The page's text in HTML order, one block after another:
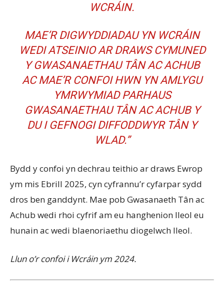
WCRÁIN.
MAE’R DIGWYDDIADAU YN WCRÁIN
WEDI ATSEINIO AR DRAWS CYMUNED
Y GWASANAETHAU TÂN AC ACHUB
AC MAE’R CONFOI HWN YN AMLYGU
YMRWYMIAD PARHAUS
GWASANAETHAU TÂN AC ACHUB Y
DU I GEFNOGI DIFFODDWYR TÂN Y
WLAD.”
Bydd y confoi yn dechrau teithio ar draws Ewrop
ym mis Ebrill 2025, cyn cyfrannu’r cyfarpar sydd
dros ben ganddynt. Mae pob Gwasanaeth Tân ac
Achub wedi rhoi cyfrif am eu hanghenion lleol eu
hunain ac wedi blaenoriaethu diogelwch lleol.
Llun o’r confoi i Wcráin ym 2024.